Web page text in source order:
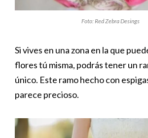
Foto: Red Zebra Desings
Si vives en una zona en la que
flores tú misma, podrás tener un
único. Este ramo hecho con
parece precioso.